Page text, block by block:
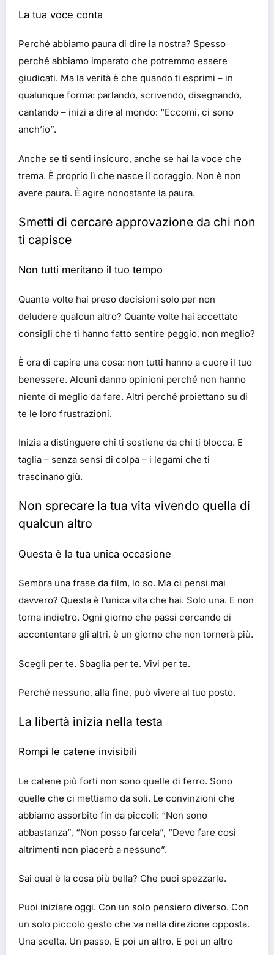
La tua voce conta
Perché abbiamo paura di dire la nostra? Spesso
perché abbiamo imparato che potremmo essere
giudicati. Ma la verità è che quando ti esprimi – in
qualunque forma: parlando, scrivendo, disegnando,
cantando – inizi a dire al mondo: “Eccomi, ci sono
anch’io”.
Anche se ti senti insicuro, anche se hai la voce che
trema. È proprio lì che nasce il coraggio. Non è non
avere paura. È agire nonostante la paura.
Smetti di cercare approvazione da chi non
ti capisce
Non tutti meritano il tuo tempo
Quante volte hai preso decisioni solo per non
deludere qualcun altro? Quante volte hai accettato
consigli che ti hanno fatto sentire peggio, non meglio?
È ora di capire una cosa: non tutti hanno a cuore il tuo
benessere. Alcuni danno opinioni perché non hanno
niente di meglio da fare. Altri perché proiettano su di
te le loro frustrazioni.
Inizia a distinguere chi ti sostiene da chi ti blocca. E
taglia – senza sensi di colpa – i legami che ti
trascinano giù.
Non sprecare la tua vita vivendo quella di
qualcun altro
Questa è la tua unica occasione
Sembra una frase da film, lo so. Ma ci pensi mai
davvero? Questa è l’unica vita che hai. Solo una. E non
torna indietro. Ogni giorno che passi cercando di
accontentare gli altri, è un giorno che non tornerà più.
Scegli per te. Sbaglia per te. Vivi per te.
Perché nessuno, alla fine, può vivere al tuo posto.
La libertà inizia nella testa
Rompi le catene invisibili
Le catene più forti non sono quelle di ferro. Sono
quelle che ci mettiamo da soli. Le convinzioni che
abbiamo assorbito fin da piccoli: “Non sono
abbastanza”, “Non posso farcela”, “Devo fare così
altrimenti non piacerò a nessuno”.
Sai qual è la cosa più bella? Che puoi spezzarle.
Puoi iniziare oggi. Con un solo pensiero diverso. Con
un solo piccolo gesto che va nella direzione opposta.
Una scelta. Un passo. E poi un altro. E poi un altro